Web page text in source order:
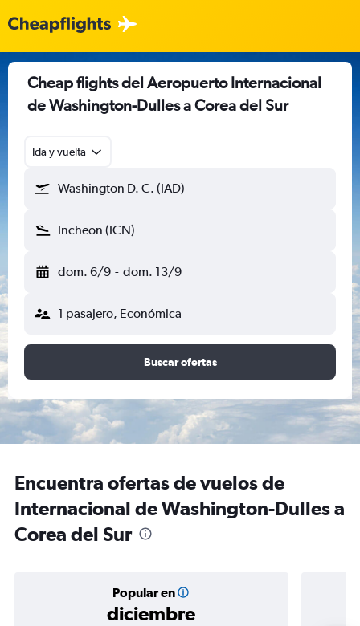
Cheap flights del Aeropuerto Internacional
de Washington-Dulles a Corea del Sur
Ida y vuelta
Washington D. C. (IAD)
Incheon (ICN)
dom. 6/9 - dom. 13/9
1 pasajero, Económica
Buscar ofertas
Encuentra ofertas de vuelos de
Internacional de Washington-Dulles a
Corea del Sur
Popular en
diciembre